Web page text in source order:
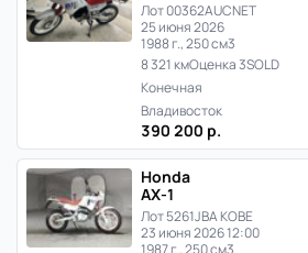
Лот 00362AUCNET
25 июня 2026
1988 г., 250 см3
8 321 кмОценка 3SOLD
Конечная
Владивосток
390 200 р.
Honda
AX-1
Лот 5261JBA KOBE
23 июня 2026 12:00
1987 г., 250 см3